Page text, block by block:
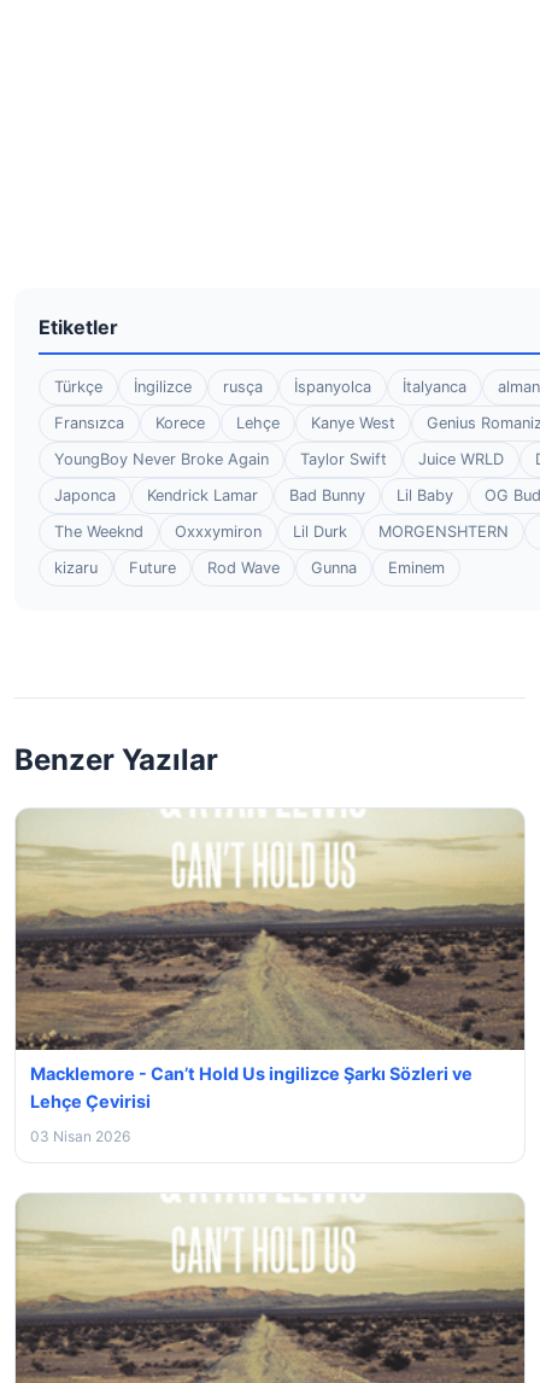
Etiketler
Türkçe İngilizce rusça İspanyolca İtalyanca
Fransızca
Korece Lehçe Kanye West
Genius
YoungBoy Never Broke Again
Taylor Swift Juice WRLD
Japonca
Kendrick Lamar Bad Bunny Lil Baby
OG
The Weeknd
Oxxxymiron Lil Durk
MORGENSHTERN
kizaru
Future Rod Wave Gunna Eminem
Benzer Yazılar
Macklemore - Can’t Hold Us ingilizce Şarkı Sözleri ve
Lehçe Çevirisi
03 Nisan 2026